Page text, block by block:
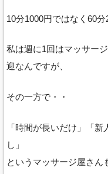
10分1000円ではなく60分
私は週に1回はマッサー
迎なんですが、
その一方で・・
「時間が長いだけ」「
し」
というマッサージ屋さん